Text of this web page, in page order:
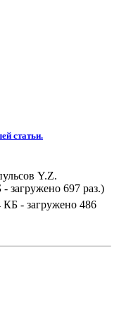
статьи.
Y.Z.
загружено 697 раз.)
- загружено 486